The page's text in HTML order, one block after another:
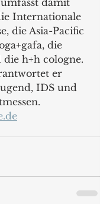
damit
Internationale
die Asia-Pacific
die
die h+h cologne.
er
IDS und